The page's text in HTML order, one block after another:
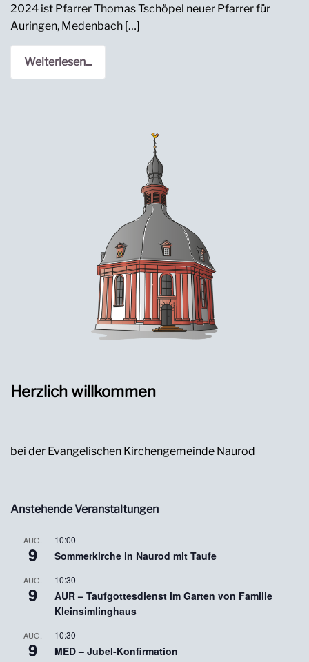
2024 ist Pfarrer Thomas Tschöpel neuer Pfarrer für
Auringen, Medenbach […]
Weiterlesen...
Herzlich willkommen
bei der Evangelischen Kirchengemeinde Naurod
Anstehende Veranstaltungen
AUG.
9
10:00
Sommerkirche in Naurod mit Taufe
AUG.
9
10:30
AUR – Taufgottesdienst im Garten von Familie
Kleinsimlinghaus
AUG.
9
10:30
MED – Jubel-Konfirmation